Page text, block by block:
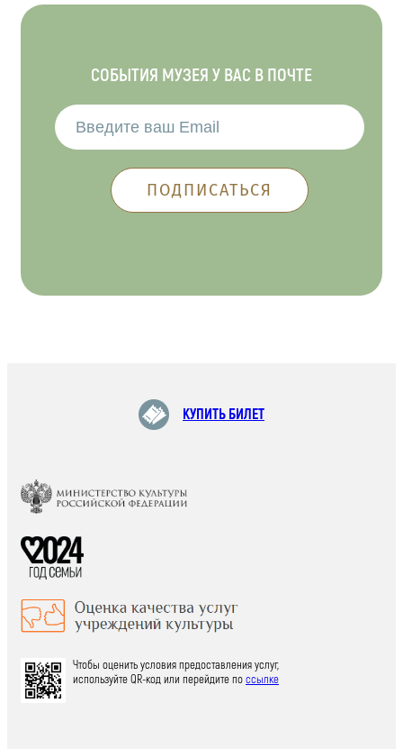
СОБЫТИЯ МУЗЕЯ У ВАС В ПОЧТЕ
КУПИТЬ БИЛЕТ
Чтобы оценить условия предоставления услуг,
используйте QR-код или перейдите поссылке